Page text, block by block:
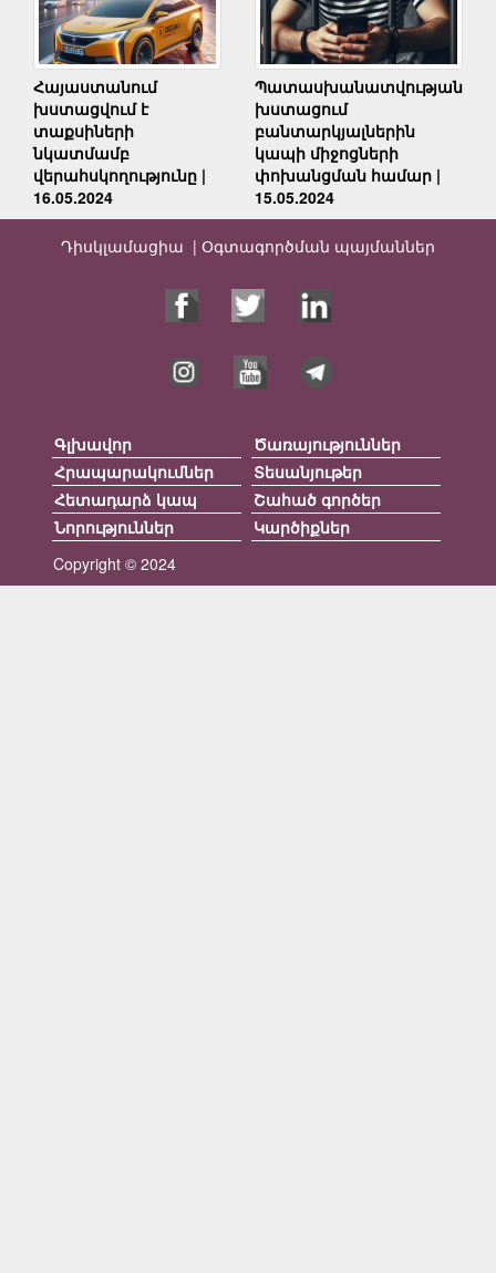
Հայաստանում
խստացվում է
տաքսիների
նկատմամբ
վերահսկողությունը |
16.05.2024
Պատասխանատվության
խստացում
բանտարկյալներին
կապի միջոցների
փոխանցման համար |
15.05.2024
Դիսկլամացիա | Օգտագործման պայմաններ
Copyright © 2024
Գլխավոր
Ծառայություններ
Հրապարակումներ
Տեսանյութեր
Հետադարձ կապ
Շահած գործեր
Նորություններ
Կարծիքներ